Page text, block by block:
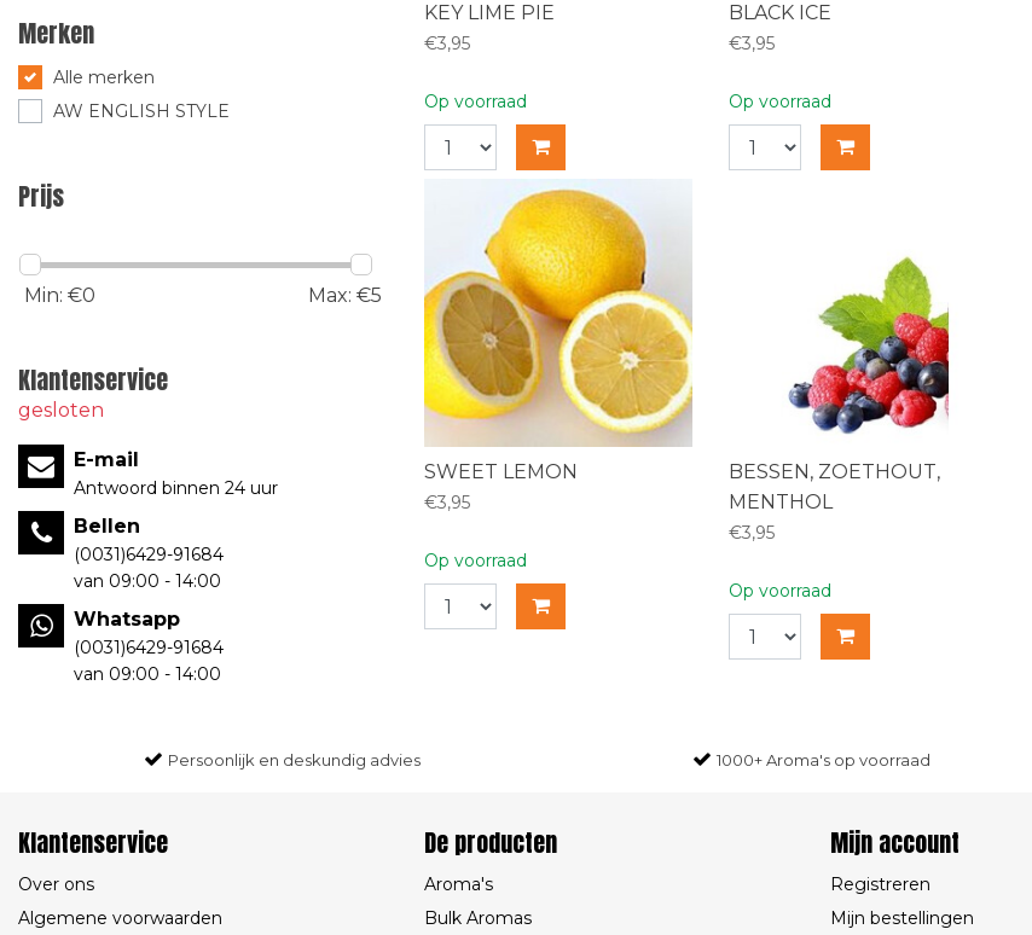
Merken
Alle merken
AW ENGLISH STYLE
Prijs
Min: €0 Max: €5
Klantenservice
gesloten
E-mail
Antwoord binnen 24 uur
Bellen
(0031)6429-91684
van 09:00 - 14:00
Whatsapp
(0031)6429-91684
van 09:00 - 14:00
KEY LIME PIE
€3,95
Op voorraad
BLACK ICE
€3,95
Op voorraad
SWEET LEMON
€3,95
Op voorraad
BESSEN, ZOETHOUT,
MENTHOL
€3,95
Op voorraad
Persoonlijk en deskundig advies 1000+ Aroma's op voorraad
Klantenservice
Over ons
Algemene voorwaarden
De producten
Aroma's
Bulk Aromas
Mijn account
Registreren
Mijn bestellingen